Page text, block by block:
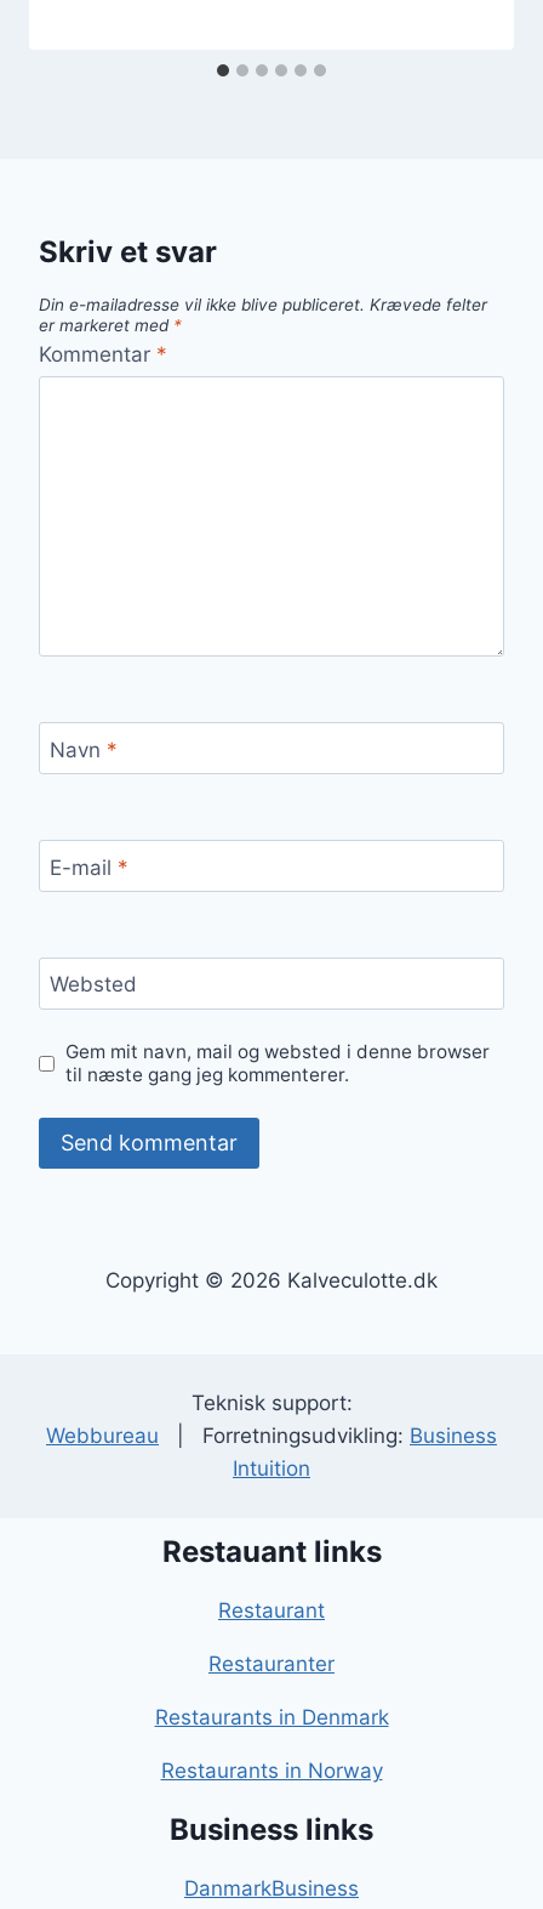
Skriv et svar
Din e-mailadresse vil ikke blive publiceret. Krævede felter
er markeret med *
Kommentar *
Navn *
E-mail *
Websted
Gem mit navn, mail og websted i denne browser
til næste gang jeg kommenterer.
Copyright © 2026 Kalveculotte.dk
Teknisk support:
Webbureau | Forretningsudvikling: Business
Intuition
Restauant links
Restaurant
Restauranter
Restaurants in Denmark
Restaurants in Norway
Business links
DanmarkBusiness